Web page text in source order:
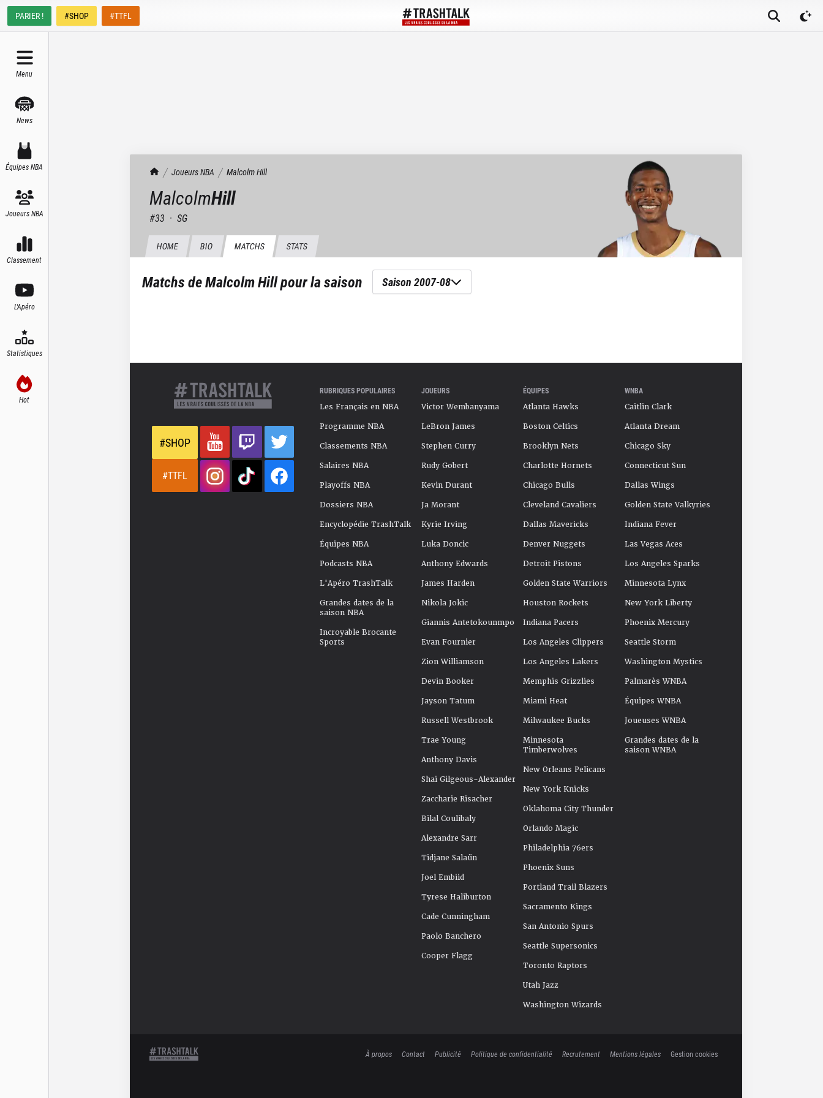
PARIER ! #SHOP #TTFL
Menu
News
Équipes NBA
Joueurs NBA
Classement
L'Apéro
Statistiques
Hot
TrashTalk Actu NBA
Joueurs NBA MalcolmHill
MalcolmHill
#33 · SG
HOME BIO MATCHS STATS
Matchs deMalcolm Hillpour la saison Saison 2007-08
#SHOP
#TTFL
RUBRIQUES POPULAIRES
Les Français en NBA
Programme NBA
Classements NBA
Salaires NBA
Playoffs NBA
Dossiers NBA
Encyclopédie TrashTalk
Équipes NBA
Podcasts NBA
L'Apéro TrashTalk
Grandes dates de la
saison NBA
Incroyable Brocante
Sports
JOUEURS
Victor Wembanyama
LeBron James
Stephen Curry
Rudy Gobert
Kevin Durant
Ja Morant
Kyrie Irving
Luka Doncic
Anthony Edwards
James Harden
Nikola Jokic
Giannis Antetokounmpo
Evan Fournier
Zion Williamson
Devin Booker
Jayson Tatum
Russell Westbrook
Trae Young
Anthony Davis
Shai Gilgeous-Alexander
Zaccharie Risacher
Bilal Coulibaly
Alexandre Sarr
Tidjane Salaün
Joel Embiid
Tyrese Haliburton
Cade Cunningham
Paolo Banchero
Cooper Flagg
ÉQUIPES
Atlanta Hawks
Boston Celtics
Brooklyn Nets
Charlotte Hornets
Chicago Bulls
Cleveland Cavaliers
Dallas Mavericks
Denver Nuggets
Detroit Pistons
Golden State Warriors
Houston Rockets
Indiana Pacers
Los Angeles Clippers
Los Angeles Lakers
Memphis Grizzlies
Miami Heat
Milwaukee Bucks
Minnesota
Timberwolves
New Orleans Pelicans
New York Knicks
Oklahoma City Thunder
Orlando Magic
Philadelphia 76ers
Phoenix Suns
Portland Trail Blazers
Sacramento Kings
San Antonio Spurs
Seattle Supersonics
Toronto Raptors
Utah Jazz
Washington Wizards
WNBA
Caitlin Clark
Atlanta Dream
Chicago Sky
Connecticut Sun
Dallas Wings
Golden State Valkyries
Indiana Fever
Las Vegas Aces
Los Angeles Sparks
Minnesota Lynx
New York Liberty
Phoenix Mercury
Seattle Storm
Washington Mystics
Palmarès WNBA
Équipes WNBA
Joueuses WNBA
Grandes dates de la
saison WNBA
À propos Contact Publicité Politique de confidentialité Recrutement Mentions légales Gestion cookies